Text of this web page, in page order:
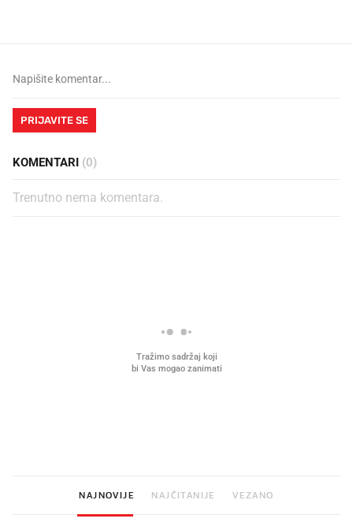
PRIJAVITE SE
KOMENTARI (0)
Trenutno nema komentara.
NAJNOVIJE NAJČITANIJE VEZANO